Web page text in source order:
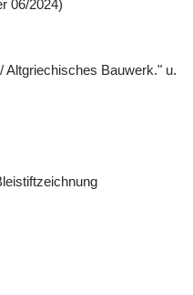
06/2024)
Bauwerk." u.